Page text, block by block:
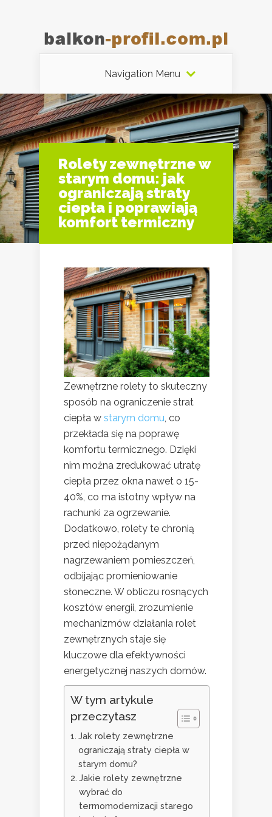
Navigation Menu
Rolety zewnętrzne w
starym domu: jak
ograniczają straty
ciepła i poprawiają
komfort termiczny
Zewnętrzne rolety to skuteczny
sposób na ograniczenie strat
ciepła w starym domu, co
przekłada się na poprawę
komfortu termicznego. Dzięki
nim można zredukować utratę
ciepła przez okna nawet o 15-
40%, co ma istotny wpływ na
rachunki za ogrzewanie.
Dodatkowo, rolety te chronią
przed niepożądanym
nagrzewaniem pomieszczeń,
odbijając promieniowanie
słoneczne. W obliczu rosnących
kosztów energii, zrozumienie
mechanizmów działania rolet
zewnętrznych staje się
kluczowe dla efektywności
energetycznej naszych domów.
W tym artykule
przeczytasz
Jak rolety zewnętrzne
ograniczają straty ciepła w
starym domu?
Jakie rolety zewnętrzne
wybrać do
termomodernizacji starego